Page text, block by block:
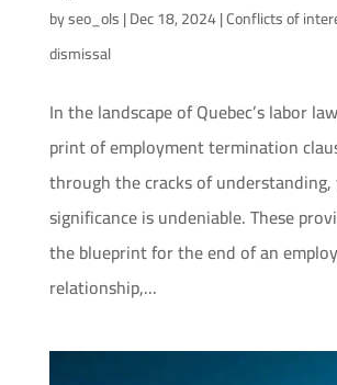
byseo_ols|Dec 18, 2024|Conflicts of
dismissal
In the landscape of Quebec’s labor
print of employment termination
through the cracks of
significance is undeniable. These
the blueprint for the end of an
relationship,...